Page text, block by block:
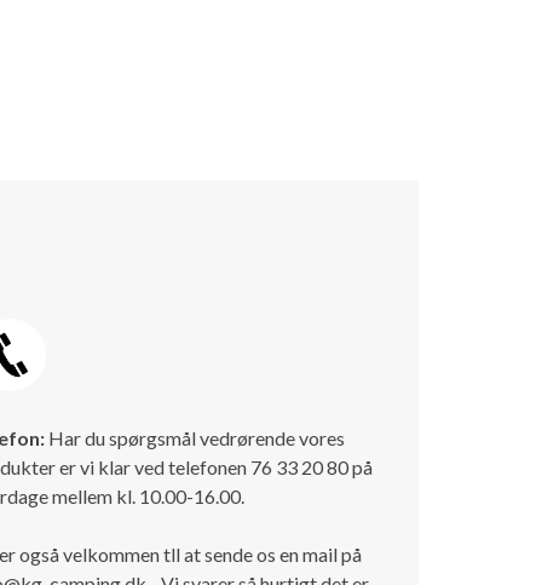
Har du spørgsmål vedrørende vores
er vi klar ved telefonen 76 33 20 80 på
mellem kl. 10.00-16.00.
også velkommen tll at sende os en mail på